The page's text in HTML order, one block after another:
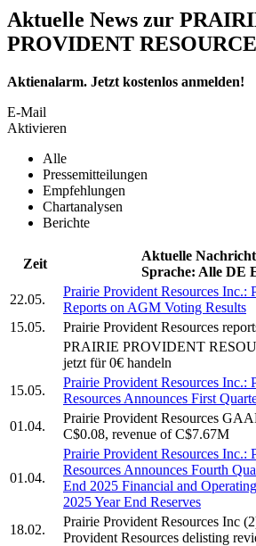
Aktuelle News zur
PROVIDENT
Aktienalarm. Jetzt kostenlos anmelden!
E-Mail
Aktivieren
Alle
Pressemitteilungen
Empfehlungen
Chartanalysen
Berichte
Zeit
Aktuelle
Sprache: Alle DE
22.05.
Prairie Provident Resources Inc.:
Reports on AGM Voting Results
15.05.
Prairie Provident Resources
PRAIRIE PROVIDENT
jetzt für 0€ handeln
15.05.
Prairie Provident Resources Inc.:
Resources Announces First
01.04.
Prairie Provident Resources
C$0.08, revenue of C$7.67M
01.04.
Prairie Provident Resources Inc.:
Resources Announces Fourth
End 2025 Financial and
2025 Year End Reserves
18.02.
Prairie Provident Resources Inc
Provident Resources delisting